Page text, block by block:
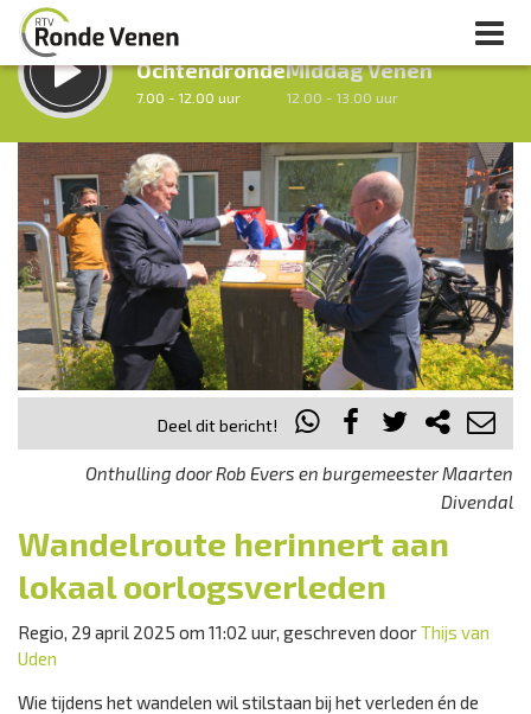
LUISTER LIVE:
Ochtendronde
7.00 - 12.00 uur
Middag Venen
12.00 - 13.00 uur
Vorig uur uur 1 van 0 Volgend uur
Inklappen
Deel dit bericht!
Onthulling door Rob Evers en burgemeester Maarten
Divendal
Wandelroute herinnert aan
lokaal oorlogsverleden
Regio, 29 april 2025 om 11:02 uur, geschreven doorThijs van
Uden
Wie tijdens het wandelen wil stilstaan bij het verleden én de